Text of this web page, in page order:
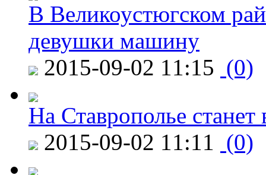
В Великоустюгском
девушки машину
2015-09-02 11:15 (0)
На Ставрополье
2015-09-02 11:11 (0)